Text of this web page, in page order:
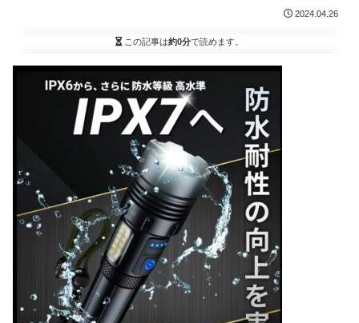
2024.04.26
この記事は約0分で読めます。